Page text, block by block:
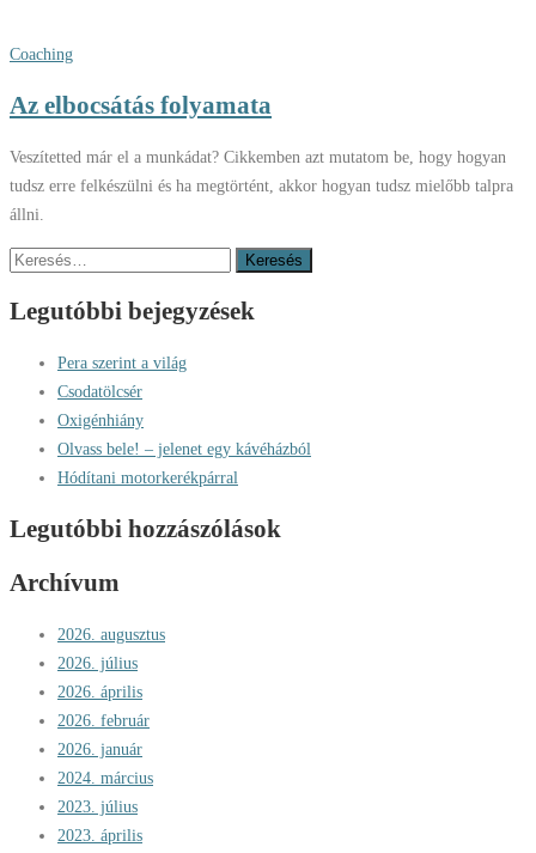
Coaching
Az elbocsátás folyamata
Veszítetted már el a munkádat? Cikkemben azt mutatom be, hogy hogyan
tudsz erre felkészülni és ha megtörtént, akkor hogyan tudsz mielőbb talpra
állni.
Keresés:
Legutóbbi bejegyzések
Pera szerint a világ
Csodatölcsér
Oxigénhiány
Olvass bele! – jelenet egy kávéházból
Hódítani motorkerékpárral
Legutóbbi hozzászólások
Archívum
2026. augusztus
2026. július
2026. április
2026. február
2026. január
2024. március
2023. július
2023. április